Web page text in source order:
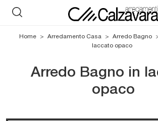
Home > Arredamento Casa > Arredo Bagno
laccato opaco
Arredo Bagno in
opaco